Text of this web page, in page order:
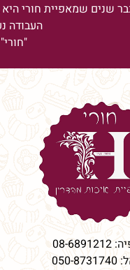
שנים שמאפיית חורי
העבודה
08-6891212
050-8731740